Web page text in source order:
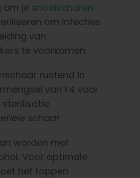
om je snoeischaren
om infecties
van
te voorkomen.
schaar
worden met
Voor optimale
het toppen